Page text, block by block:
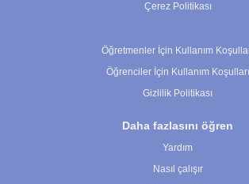
Çerez Politikası
Öğretmenler İçin Kullanım
Öğrenciler İçin Kullanım Koşulları
Gizlilik Politikası
Daha fazlasını öğren
Yardım
Nasıl çalışır